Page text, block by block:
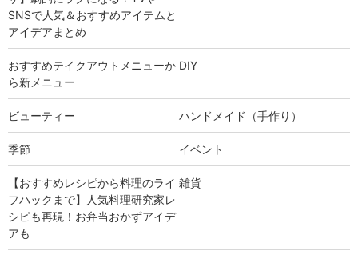
SNSで人気＆おすすめアイテムと
アイデアまとめ
おすすめテイクアウトメニューか
ら新メニュー
DIY
ビューティー ハンドメイド（手作り）
季節 イベント
【おすすめレシピから料理のライ
フハックまで】人気料理研究家レ
シピも再現！お弁当おかずアイデ
アも
雑貨